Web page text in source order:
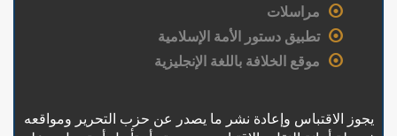
مراسلات
تطبيق دستور الأمة الإسلامية
موقع الخلافة باللغة الإنجليزية
يجوز الاقتباس وإعادة نشر ما يصدر عن حزب التحرير ومواقعه